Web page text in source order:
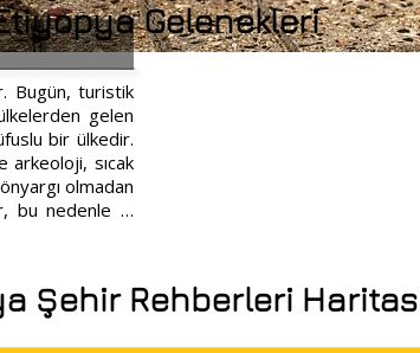
Gelenekleri
Bugün, turistik
gelen
bir ülkedir.
arkeoloji, sıcak
olmadan
bu nedenle …
Şehir Rehberleri